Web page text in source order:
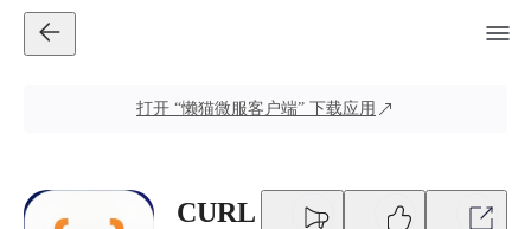
打开 “懒猫微服客户端” 下载应用
CURL